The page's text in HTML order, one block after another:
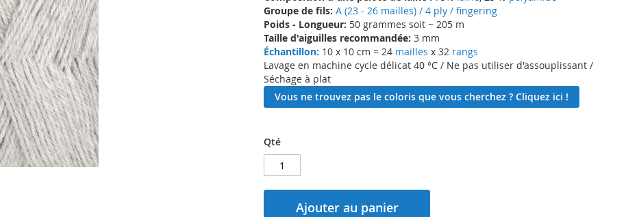
Groupe de fils: A (23 - 26 mailles) / 4 ply / fingering
Poids - Longueur: 50 grammes soit ~ 205 m
Taille d'aiguilles recommandée: 3 mm
Échantillon: 10 x 10 cm = 24 mailles x 32 rangs
Lavage en machine cycle délicat 40 °C / Ne pas utiliser d'assouplissant /
Séchage à plat
Vous ne trouvez pas le coloris que vous cherchez ? Cliquez ici !
Qté
Ajouter au panier